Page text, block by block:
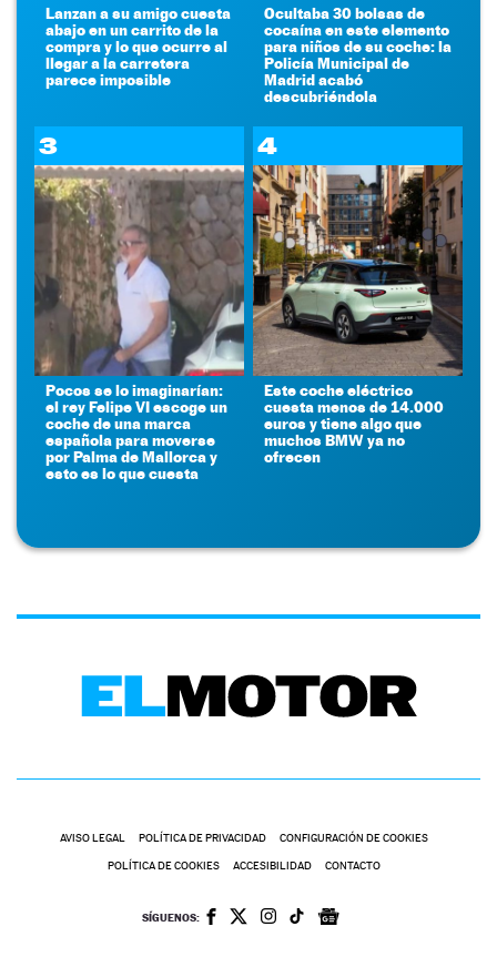
Lanzan a su amigo cuesta
abajo en un carrito de la
compra y lo que ocurre al
llegar a la carretera
parece imposible
Ocultaba 30 bolsas de
cocaína en este elemento
para niños de su coche: la
Policía Municipal de
Madrid acabó
descubriéndola
3
Pocos se lo imaginarían:
el rey Felipe VI escoge un
coche de una marca
española para moverse
por Palma de Mallorca y
esto es lo que cuesta
4
Este coche eléctrico
cuesta menos de 14.000
euros y tiene algo que
muchos BMW ya no
ofrecen
AVISO LEGAL POLÍTICA DE PRIVACIDAD CONFIGURACIÓN DE COOKIES
POLÍTICA DE COOKIES ACCESIBILIDAD CONTACTO
SÍGUENOS: